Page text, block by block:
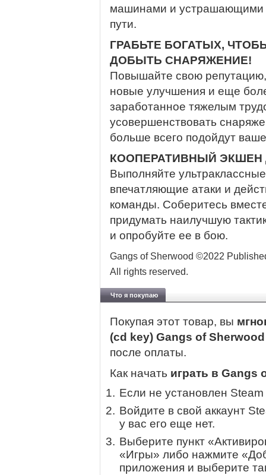
машинами и устрашающими
пути.
ГРАБЬТЕ БОГАТЫХ,
ДОБЫТЬ СНАРЯЖЕНИЕ!
Повышайте свою
новые улучшения и еще
заработанное тяжелым
усовершенствовать
больше всего подойдут
КООПЕРАТИВНЫЙ ЭКШЕН
Выполняйте
впечатляющие атаки и
команды. Соберитесь
придумать наилучшую
и опробуйте ее в бою.
Gangs of Sherwood ©2022
All rights reserved.
Что я покупаю
Покупая этот товар, вы
(cd key) Gangs of
после оплаты.
Как начать играть в Gangs
Если не установлен
Войдите в свой аккаунт
у вас его еще нет.
Выберите пункт
«Игры» либо нажмите
приложения и выберите